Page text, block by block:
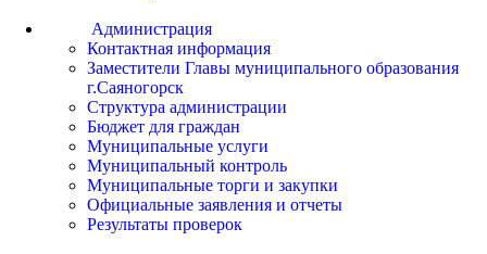
Администрация
Контактная информация
Заместители Главы муниципального образования
г.Саяногорск
Структура администрации
Бюджет для граждан
Муниципальные услуги
Муниципальный контроль
Муниципальные торги и закупки
Официальные заявления и отчеты
Результаты проверок